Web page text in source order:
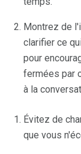
Montrez de
clarifier ce
pour
fermées par
à la
Évitez de
que vous